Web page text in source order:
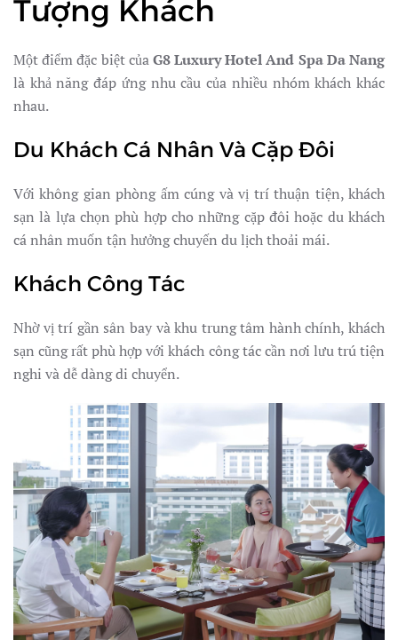
Tượng Khách
Một điểm đặc biệt củaG8 Luxury Hotel And Spa Da Nang
là khả năng đáp ứng nhu cầu của nhiều nhóm khách khác
nhau.
Du Khách Cá Nhân Và Cặp Đôi
Với không gian phòng ấm cúng và vị trí thuận tiện, khách
sạn là lựa chọn phù hợp cho những cặp đôi hoặc du khách
cá nhân muốn tận hưởng chuyến du lịch thoải mái.
Khách Công Tác
Nhờ vị trí gần sân bay và khu trung tâm hành chính, khách
sạn cũng rất phù hợp với khách công tác cần nơi lưu trú tiện
nghi và dễ dàng di chuyển.